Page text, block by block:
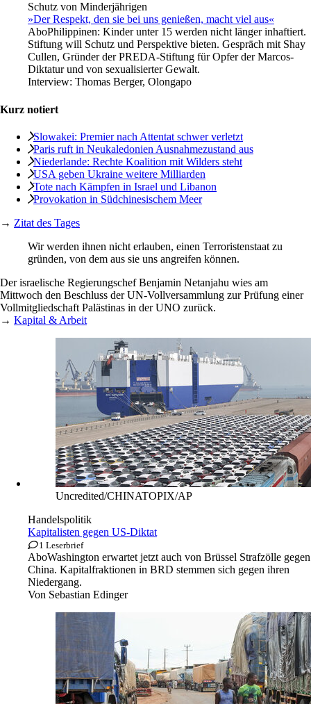
Schutz von Minderjährigen
»Der Respekt, den sie bei uns genießen, macht viel aus«
AboPhilippinen: Kinder unter 15 werden nicht länger inhaftiert.
Stiftung will Schutz und Perspektive bieten. Gespräch mit Shay
Cullen, Gründer der PREDA-Stiftung für Opfer der Marcos-
Diktatur und von sexualisierter Gewalt.
Interview: Thomas Berger, Olongapo
Kurz notiert
Slowakei: Premier nach Attentat schwer verletzt
Paris ruft in Neukaledonien Ausnahmezustand aus
Niederlande: Rechte Koalition mit Wilders steht
USA geben Ukraine weitere Milliarden
Tote nach Kämpfen in Israel und Libanon
Provokation in Südchinesischem Meer
→ Zitat des Tages
Wir werden ihnen nicht erlauben, einen Terroristenstaat zu
gründen, von dem aus sie uns angreifen können.
Der israelische Regierungschef Benjamin Netanjahu wies am
Mittwoch den Beschluss der UN-Vollversammlung zur Prüfung einer
Vollmitgliedschaft Palästinas in der UNO zurück.
→ Kapital & Arbeit
Uncredited/CHINATOPIX/AP
Handelspolitik
Kapitalisten gegen US-Diktat
1 Leserbrief
AboWashington erwartet jetzt auch von Brüssel Strafzölle gegen
China. Kapitalfraktionen in BRD stemmen sich gegen ihren
Niedergang.
Von Sebastian Edinger